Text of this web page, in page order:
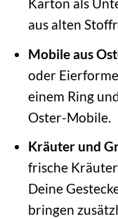
aus alten
Mobile aus
oder
einem Ring
Oster-Mobile.
Kräuter und
frische
Deine
bringen